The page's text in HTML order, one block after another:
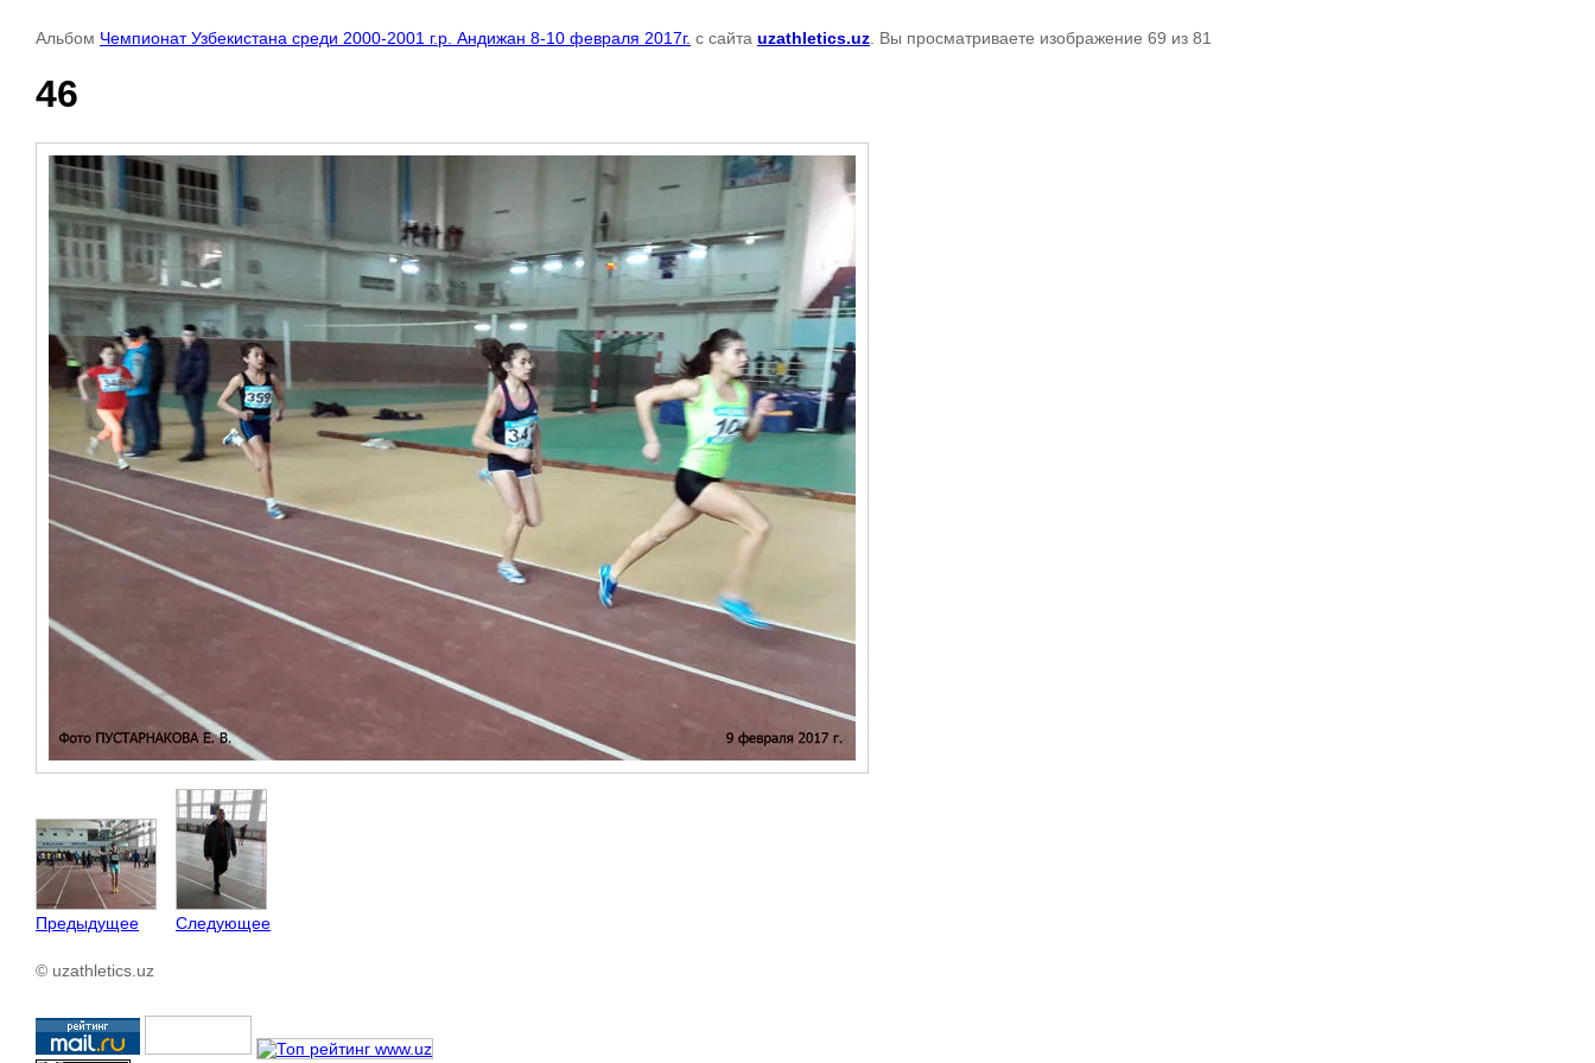
Альбом Чемпионат Узбекистана среди 2000-2001 г.р. Андижан 8-10 февраля 2017г. с сайта uzathletics.uz . Вы просматриваете изображение 69 из 81
46
Предыдущее Следующее
© uzathletics.uz